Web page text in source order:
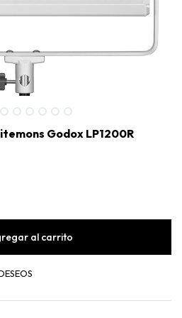
Godox LP1200R
al carrito